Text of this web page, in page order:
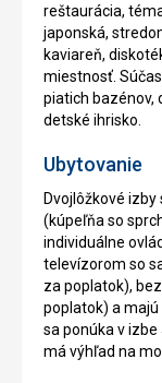
reštaurácia,
japonská,
kaviareň,
miestnosť.
piatich bazénov,
detské ihrisko.
Ubytovanie
Dvojlôžkové
(kúpeľňa so
individuálne
televízorom so
za poplatok),
poplatok) a
sa ponúka v
má výhľad na